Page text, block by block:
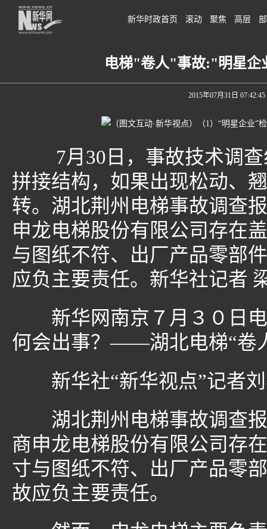
新华时政首页 滚动 聚焦 高层
电梯"卷人"事故:"明星企
2015年07月31日 07:42:45
7月30日，事故技术调查
拼接结构，如果出现松动、
转。湖北荆州电梯事故调查
申龙电梯股份有限公司存在
与图纸不符、出厂产品零部
应负主要责任。新华社记者
新华网南京７月３０日电
何会出事？——湖北电梯“卷
新华社“新华视点”记者刘
湖北荆州电梯事故调查报
商申龙电梯股份有限公司存
寸与图纸不符、出厂产品零
故应负主要责任。